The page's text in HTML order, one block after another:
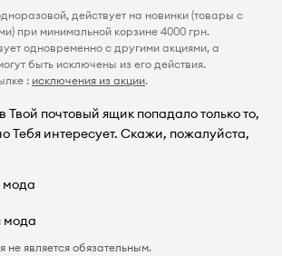
действует на новинки (товары с
при минимальной корзине 4000 грн.
одновременно с другими акциями, а
быть исключены из его действия.
: исключения из акции.
Твой почтовый ящик попадало только то,
Тебя интересует. Скажи, пожалуйста,
мода
мода
является обязательным.